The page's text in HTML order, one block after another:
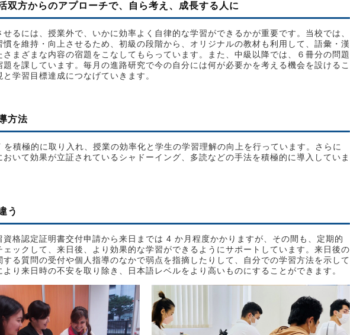
双方からのアプローチで、自ら考え、成長する人に
せるには、授業外で、いかに効率よく自律的な学習ができるかが重要です。当校では、
慣を維持・向上させるため、初級の段階から、オリジナルの教材も利用して、語彙・漢
さまざまな内容の宿題をこなしてもらっています。また、中級以降では、６冊分の問題
題を課しています。毎月の進路研究で今の自分には何が必要かを考える機会を設けるこ
と学習目標達成につなげていきます。
方法
を積極的に取り入れ、授業の効率化と学生の学習理解の向上を行っています。さらに
おいて効果が立証されているシャドーイング、多読などの手法を積極的に導入していま
う
資格認定証明書交付申請から来日までは 4 か月程度かかりますが、その間も、定期的
ェックして、来日後、より効果的な学習ができるようにサポートしています。来日後の
する質問の受付や個人指導のなかで弱点を指摘したりして、自分での学習方法を示して
より来日時の不安を取り除き、日本語レベルをより高いものにすることができます。